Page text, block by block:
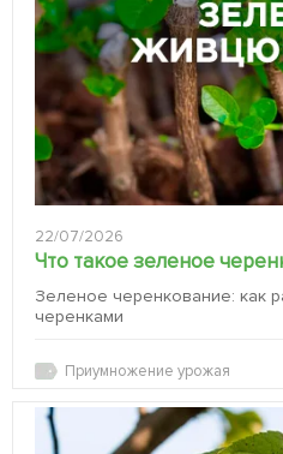
22/07/2026
Что такое зеленое
Зеленое черенкование: как
черенками
Приумножение урожая